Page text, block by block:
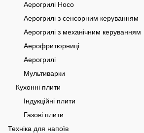
Аерогрилі Hoco
Аерогрилі з сенсорним керуванням
Аерогрилі з механічним керуванням
Аерофритюрниці
Аерогрилі
Мультиварки
Кухонні плити
Індукційні плити
Газові плити
Техніка для напоїв